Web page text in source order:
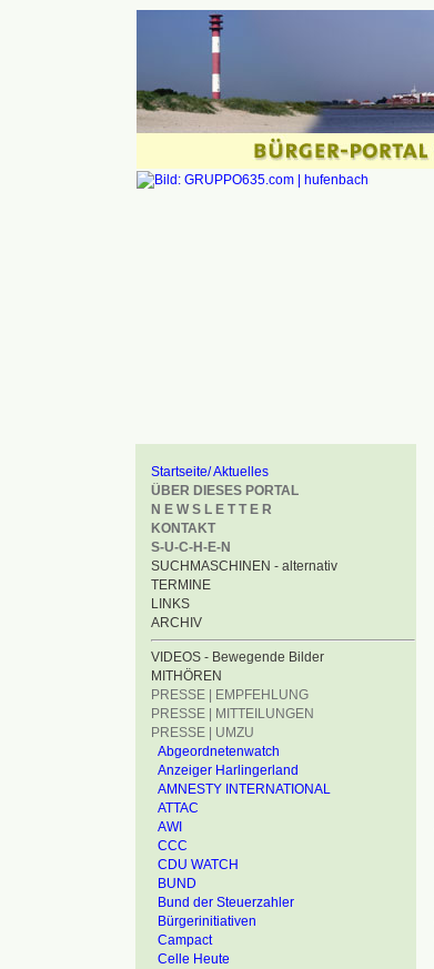
Startseite/ Aktuelles
ÜBER DIESES PORTAL
N E W S L E T T E R
KONTAKT
S-U-C-H-E-N
SUCHMASCHINEN - alternativ
TERMINE
LINKS
ARCHIV
VIDEOS - Bewegende Bilder
MITHÖREN
PRESSE | EMPFEHLUNG
PRESSE | MITTEILUNGEN
PRESSE | UMZU
Abgeordnetenwatch
Anzeiger Harlingerland
AMNESTY INTERNATIONAL
ATTAC
AWI
CCC
CDU WATCH
BUND
Bund der Steuerzahler
Bürgerinitiativen
Campact
Celle Heute